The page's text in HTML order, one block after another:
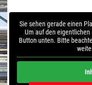
Sie sehen gerade einen
Um auf den
Button unten. Bitte